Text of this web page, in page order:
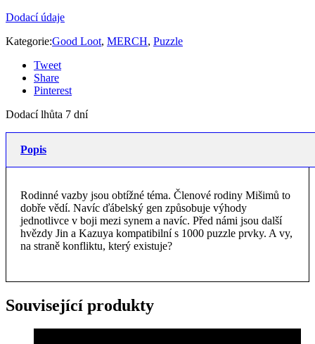
Dodací údaje
Kategorie:Good Loot, MERCH, Puzzle
Tweet
Share
Pinterest
Dodací lhůta 7 dní
Popis
Rodinné vazby jsou obtížné téma. Členové rodiny Mišimů to
dobře vědí. Navíc ďábelský gen způsobuje výhody
jednotlivce v boji mezi synem a navíc. Před námi jsou další
hvězdy Jin a Kazuya kompatibilní s 1000 puzzle prvky. A vy,
na straně konfliktu, který existuje?
Související produkty